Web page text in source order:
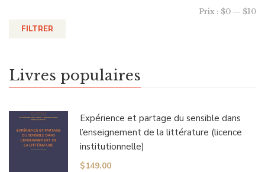
FILTRER
Prix : $0 — $10
Livres populaires
Expérience et partage du sensible dans
l’enseignement de la littérature (licence
institutionnelle)
$149.00